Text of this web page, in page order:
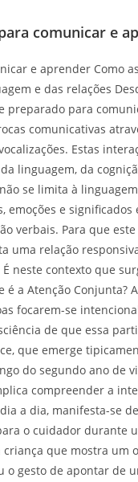
comunicar e
e aprender Como
e das relações
preparado para
comunicativas
Estas
linguagem, da
se limita à
emoções e significados
verbais. Para que
uma relação
neste contexto que
a Atenção Conjunta?
focarem-se
de que essa
que emerge
do segundo ano de
compreender a
a dia, manifesta-se
o cuidador durante
que mostra um
o gesto de apontar de